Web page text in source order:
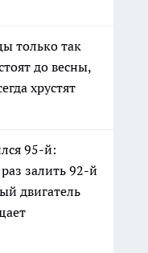
только так
до весны,
хрустят
95-й:
залить 92-й
двигатель